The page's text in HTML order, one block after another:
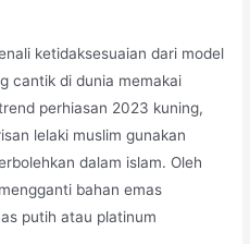
ketidaksesuaian dari model
cantik di dunia memakai
perhiasan 2023 kuning,
lelaki muslim gunakan
dalam islam. Oleh
bahan emas
putih atau platinum